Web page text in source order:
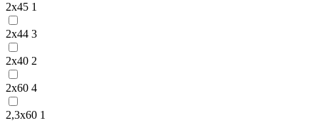
2х45 1
2х44 3
2х40 2
2х60 4
2,3х60 1